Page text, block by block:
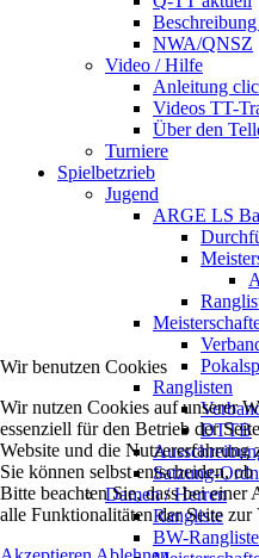
NWA/QNSZ
Video / Hilfe
Anleitung
Videos TT-
Über den
Turniere
Spielbetzrieb
Jugend
ARGE LS
Ranglisten
DTTB
Satzung-
Damen / Herren
Rangliste
BW-
Wir benutzen Cookies
Wir nutzen Cookies auf unserer
essenziell für den Betrieb der
Website und die Nutzererfahrung
Sie können selbst entscheiden,
Bitte beachten Sie, dass bei
alle Funktionalitäten der Seite zur